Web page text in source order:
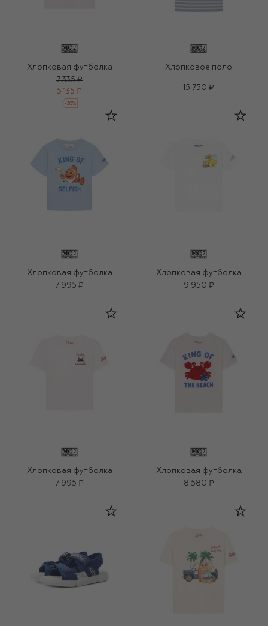
Хлопковая футболка
7 335 ₽
5 135 ₽
-30%
Хлопковое поло
15 750 ₽
Хлопковая футболка
7 995 ₽
Хлопковая футболка
9 950 ₽
Хлопковая футболка
7 995 ₽
Хлопковая футболка
8 580 ₽